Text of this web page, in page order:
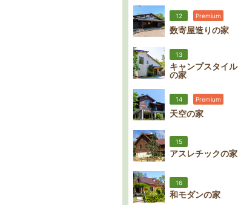
12 Premium
数寄屋造りの家
13
キャンプスタイル
の家
14 Premium
天空の家
15
アスレチックの家
16
和モダンの家